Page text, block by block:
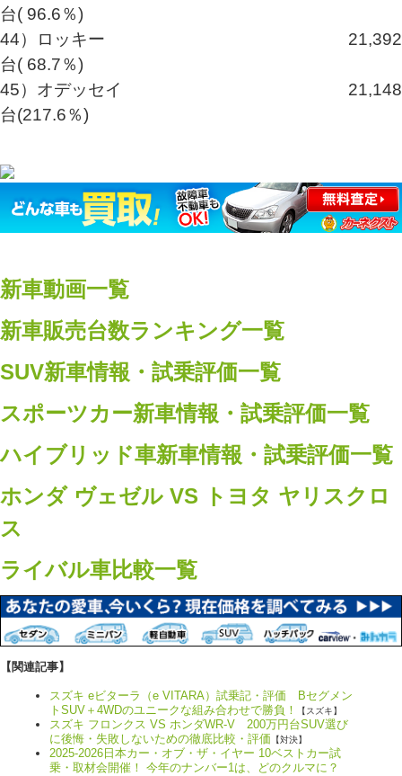
台( 96.6％)
44）ロッキー 21,392
台( 68.7％)
45）オデッセイ 21,148
台(217.6％)
新車動画一覧
新車販売台数ランキング一覧
SUV新車情報・試乗評価一覧
スポーツカー新車情報・試乗評価一覧
ハイブリッド車新車情報・試乗評価一覧
ホンダ ヴェゼル VS トヨタ ヤリスクロ
ス
ライバル車比較一覧
【関連記事】
スズキ eビターラ（e VITARA）試乗記・評価 Bセグメン
トSUV＋4WDのユニークな組み合わせで勝負！
【スズキ】
スズキ フロンクス VS ホンダWR-V 200万円台SUV選び
に後悔・失敗しないための徹底比較・評価 【対決】
2025-2026日本カー・オブ・ザ・イヤー 10ベストカー試
乗・取材会開催！ 今年のナンバー1は、どのクルマに？